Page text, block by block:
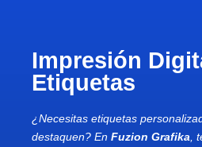
Impresión
Etiquetas
¿Necesitas etiquetas
destaquen? En Fuzion Grafika ,